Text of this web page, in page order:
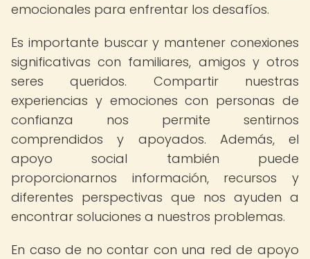
emocionales para enfrentar los desafíos.
Es importante buscar y mantener conexiones
significativas con familiares, amigos y otros
seres queridos. Compartir nuestras
experiencias y emociones con personas de
confianza nos permite sentirnos
comprendidos y apoyados. Además, el
apoyo social también puede
proporcionarnos información, recursos y
diferentes perspectivas que nos ayuden a
encontrar soluciones a nuestros problemas.
En caso de no contar con una red de apoyo